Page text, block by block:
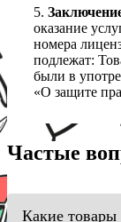
5.
оказание
номера
подлежат:
были в
«О защите
Частые
Какие